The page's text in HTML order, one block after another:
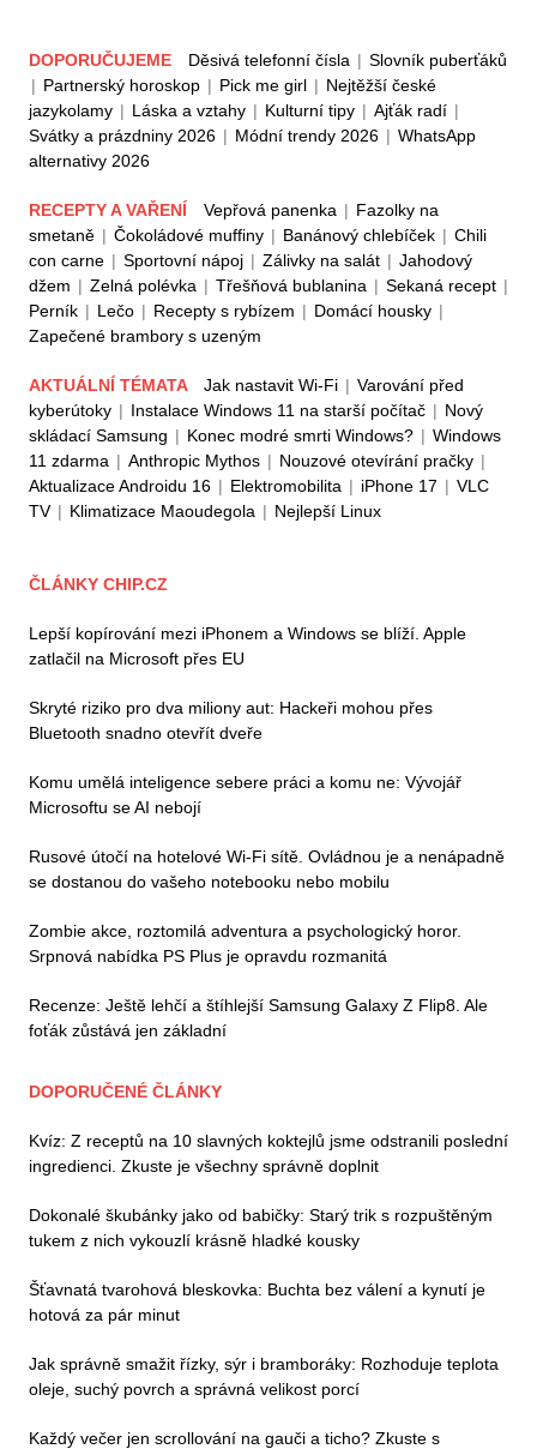
DOPORUČUJEME Děsivá telefonní čísla | Slovník puberťáků
| Partnerský horoskop | Pick me girl | Nejtěžší české
jazykolamy | Láska a vztahy | Kulturní tipy | Ajťák radí |
Svátky a prázdniny 2026 | Módní trendy 2026 | WhatsApp
alternativy 2026
RECEPTY A VAŘENÍ Vepřová panenka | Fazolky na
smetaně | Čokoládové muffiny | Banánový chlebíček | Chili
con carne | Sportovní nápoj | Zálivky na salát | Jahodový
džem | Zelná polévka | Třešňová bublanina | Sekaná recept |
Perník | Lečo | Recepty s rybízem | Domácí housky |
Zapečené brambory s uzeným
AKTUÁLNÍ TÉMATA Jak nastavit Wi-Fi | Varování před
kyberútoky | Instalace Windows 11 na starší počítač | Nový
skládací Samsung | Konec modré smrti Windows? | Windows
11 zdarma | Anthropic Mythos | Nouzové otevírání pračky |
Aktualizace Androidu 16 | Elektromobilita | iPhone 17 | VLC
TV | Klimatizace Maoudegola | Nejlepší Linux
ČLÁNKY CHIP.CZ
Lepší kopírování mezi iPhonem a Windows se blíží. Apple
zatlačil na Microsoft přes EU
Skryté riziko pro dva miliony aut: Hackeři mohou přes
Bluetooth snadno otevřít dveře
Komu umělá inteligence sebere práci a komu ne: Vývojář
Microsoftu se AI nebojí
Rusové útočí na hotelové Wi-Fi sítě. Ovládnou je a nenápadně
se dostanou do vašeho notebooku nebo mobilu
Zombie akce, roztomilá adventura a psychologický horor.
Srpnová nabídka PS Plus je opravdu rozmanitá
Recenze: Ještě lehčí a štíhlejší Samsung Galaxy Z Flip8. Ale
foťák zůstává jen základní
DOPORUČENÉ ČLÁNKY
Kvíz: Z receptů na 10 slavných koktejlů jsme odstranili poslední
ingredienci. Zkuste je všechny správně doplnit
Dokonalé škubánky jako od babičky: Starý trik s rozpuštěným
tukem z nich vykouzlí krásně hladké kousky
Šťavnatá tvarohová bleskovka: Buchta bez válení a kynutí je
hotová za pár minut
Jak správně smažit řízky, sýr i bramboráky: Rozhoduje teplota
oleje, suchý povrch a správná velikost porcí
Každý večer jen scrollování na gauči a ticho? Zkuste s